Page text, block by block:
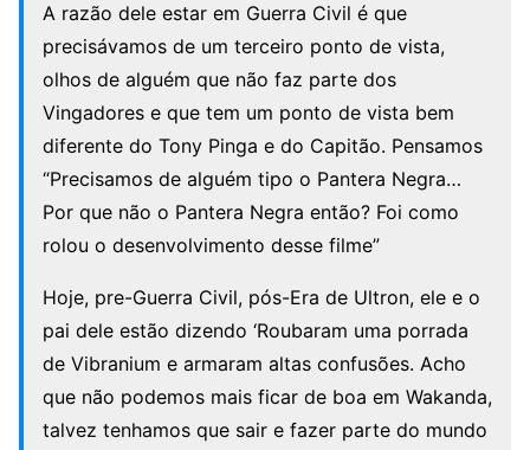
A razão dele estar em Guerra Civil é que
precisávamos de um terceiro ponto de vista,
olhos de alguém que não faz parte dos
Vingadores e que tem um ponto de vista bem
diferente do Tony Pinga e do Capitão. Pensamos
“Precisamos de alguém tipo o Pantera Negra…
Por que não o Pantera Negra então? Foi como
rolou o desenvolvimento desse filme”
Hoje, pre-Guerra Civil, pós-Era de Ultron, ele e o
pai dele estão dizendo ‘Roubaram uma porrada
de Vibranium e armaram altas confusões. Acho
que não podemos mais ficar de boa em Wakanda,
talvez tenhamos que sair e fazer parte do mundo